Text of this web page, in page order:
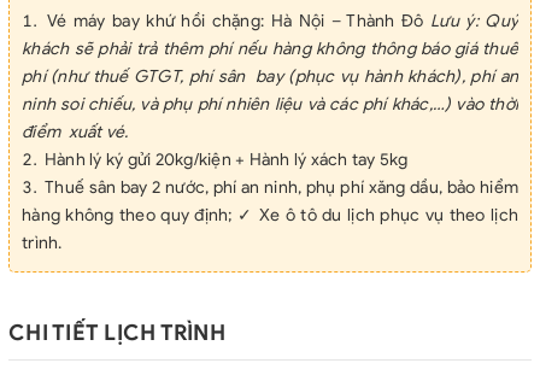
Vé máy bay khứ hồi chặng: Hà Nội – Thành Đô Lưu ý: Quý
khách sẽ phải trả thêm phí nếu hàng không thông báo giá thuế
phí (như thuế GTGT, phí sân bay (phục vụ hành khách), phí an
ninh soi chiếu, và phụ phí nhiên liệu và các phí khác,…) vào thời
điểmxuất vé.
Hành lý ký gửi 20kg/kiện + Hành lý xách tay 5kg
Thuế sân bay 2 nước, phí an ninh, phụ phí xăng dầu, bảo hiểm
hàng không theo quy định; ✓ Xe ô tô du lịch phục vụ theo lịch
trình.
Thủ tục Visa đoàn nhập cảnh Trung Quốc nhanh chóng tiện
Khách sạn tương đương 4 sao theo tiêu chuẩn Trung Quốc (2
CHI TIẾT LỊCH TRÌNH